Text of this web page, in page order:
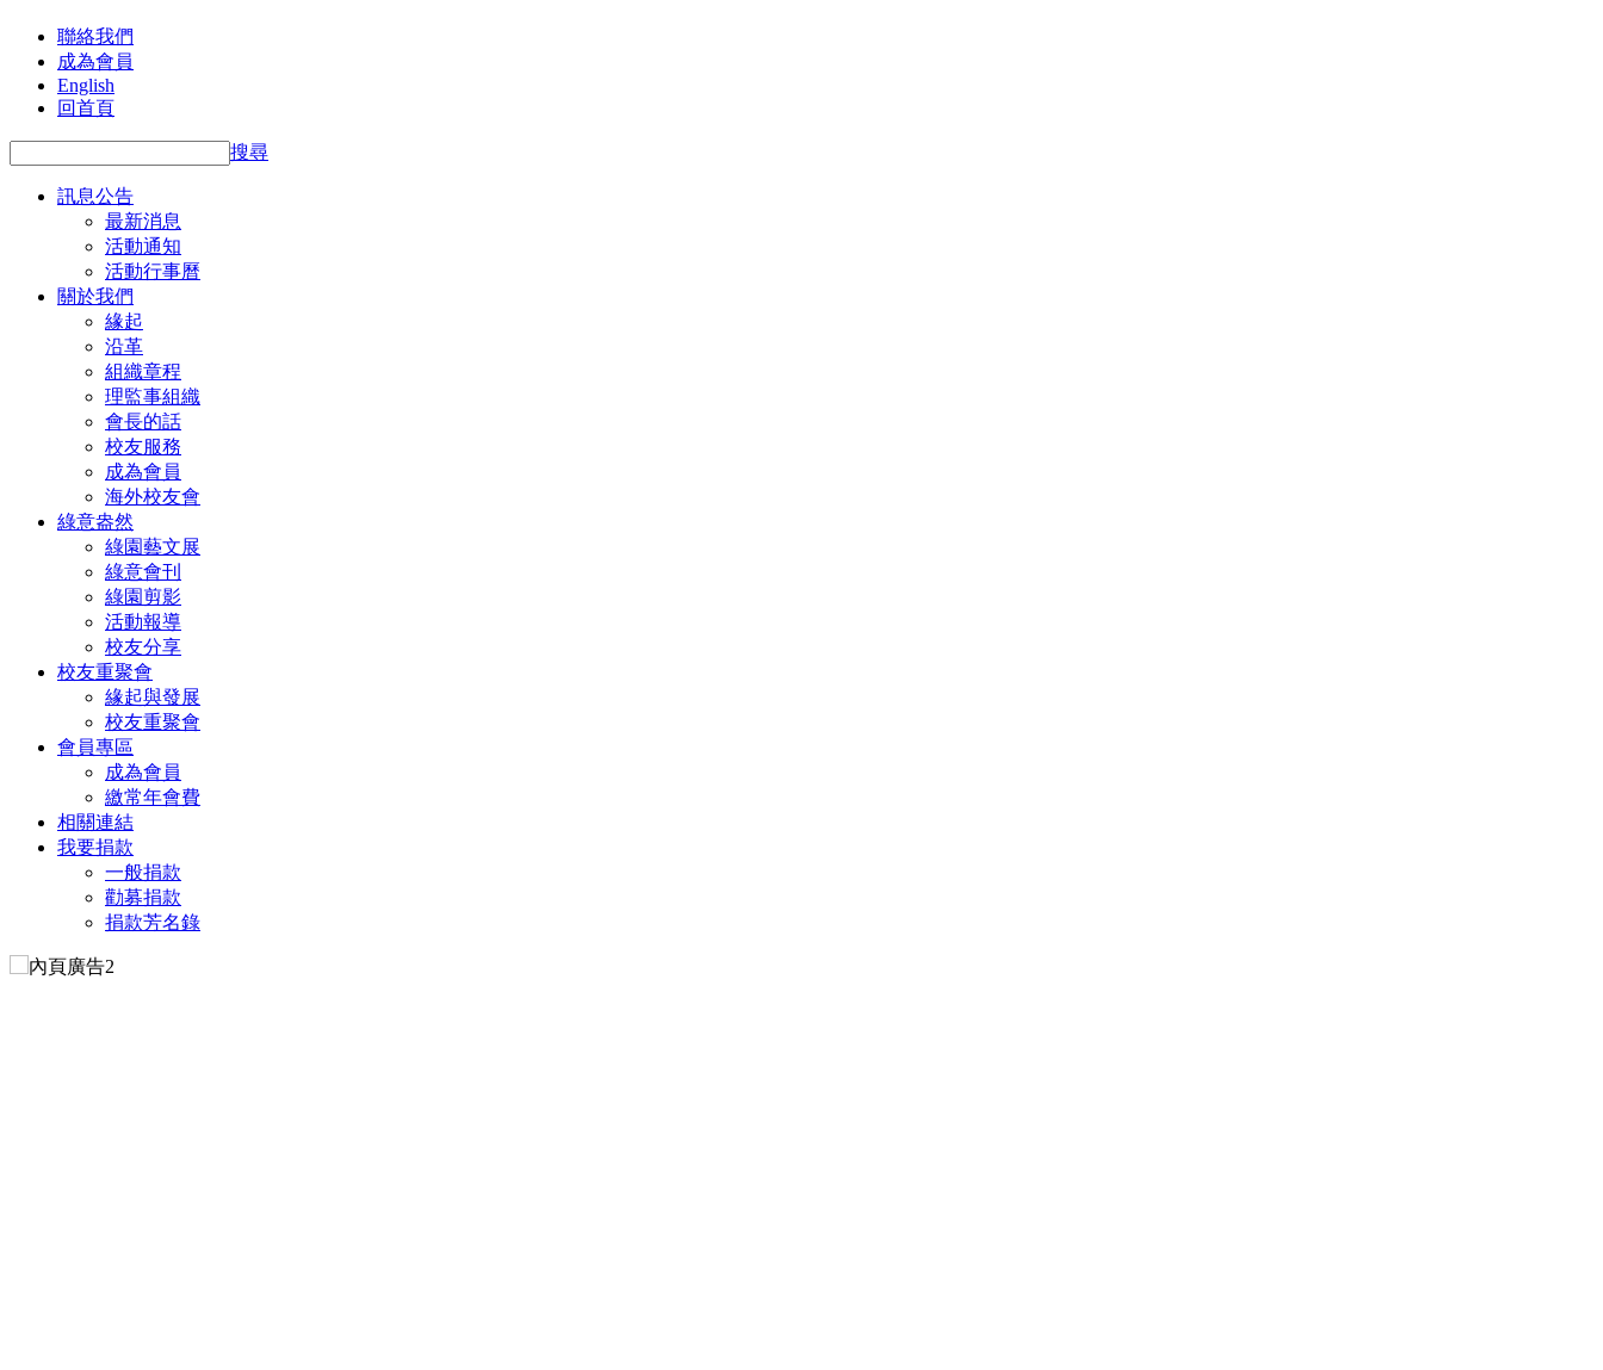
聯絡我們
成為會員
English
回首頁
搜尋
訊息公告
最新消息
活動通知
活動行事曆
關於我們
緣起
沿革
組織章程
理監事組織
會長的話
校友服務
成為會員
海外校友會
綠意盎然
綠園藝文展
綠意會刊
綠園剪影
活動報導
校友分享
校友重聚會
緣起與發展
校友重聚會
會員專區
成為會員
繳常年會費
相關連結
我要捐款
一般捐款
勸募捐款
捐款芳名錄